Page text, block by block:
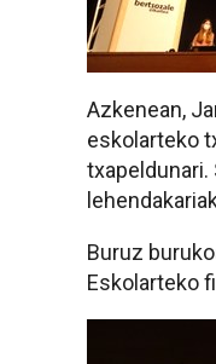
Azkenean,
eskolarteko
txapeldunari.
Buruz
Eskolarteko